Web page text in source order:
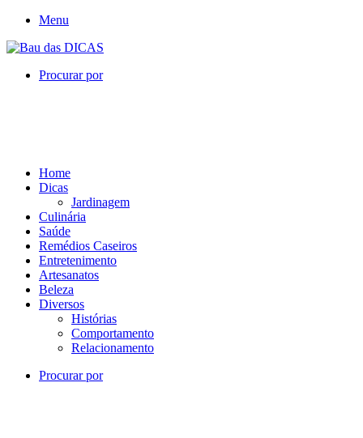
Menu
Procurar por
Home
Dicas
Jardinagem
Culinária
Saúde
Remédios Caseiros
Entretenimento
Artesanatos
Beleza
Diversos
Histórias
Comportamento
Relacionamento
Procurar por